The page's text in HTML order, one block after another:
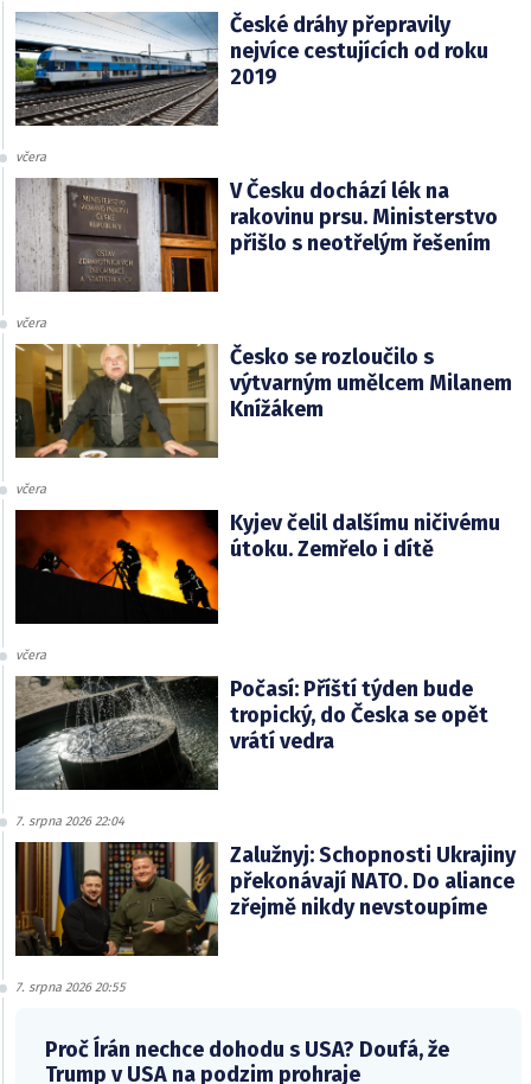
České dráhy přepravily
nejvíce cestujících od roku
2019
včera
V Česku dochází lék na
rakovinu prsu. Ministerstvo
přišlo s neotřelým řešením
včera
Česko se rozloučilo s
výtvarným umělcem Milanem
Knížákem
včera
Kyjev čelil dalšímu ničivému
útoku. Zemřelo i dítě
včera
Počasí: Příští týden bude
tropický, do Česka se opět
vrátí vedra
7. srpna 2026 22:04
Zalužnyj: Schopnosti Ukrajiny
překonávají NATO. Do aliance
zřejmě nikdy nevstoupíme
7. srpna 2026 20:55
Proč Írán nechce dohodu s USA? Doufá, že
Trump v USA na podzim prohraje